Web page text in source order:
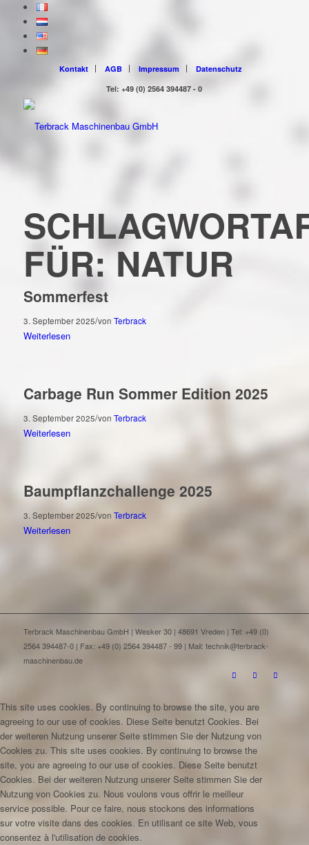
Kontakt AGB Impressum
Datenschutz
Tel: +49 (0) 2564 394487 - 0
FÜR:NATUR
Sommerfest
3. September 2025/von Terbrack
Weiterlesen
Carbage Run Sommer Edition 2025
3. September 2025/von Terbrack
Weiterlesen
Baumpflanzchallenge 2025
3. September 2025/von Terbrack
Weiterlesen
Terbrack Maschinenbau GmbH | Wesker 30 | 48691 Vreden | Tel: +49 (0)
2564 394487-0 | Fax: +49 (0) 2564 394487 - 99 | Mail: technik@terbrack-
maschinenbau.de
This site uses cookies. By continuing to browse the site, you are
agreeing to our use of cookies. Diese Seite benutzt Cookies. Bei
der weiteren Nutzung unserer Seite stimmen Sie der Nutzung von
Cookies zu. This site uses cookies. By continuing to browse the
site, you are agreeing to our use of cookies. Diese Seite benutzt
Cookies. Bei der weiteren Nutzung unserer Seite stimmen Sie der
Nutzung von Cookies zu. Nous voulons vous offrir le meilleur
service possible. Pour ce faire, nous stockons des informations
sur votre visite dans des cookies. En utilisant ce site Web, vous
consentez à l'utilisation de cookies.